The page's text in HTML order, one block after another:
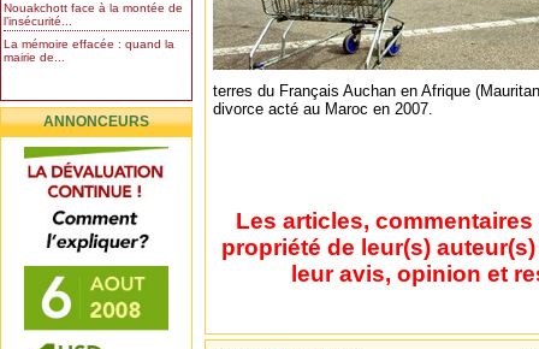
Nouakchott face à la montée de
l’insécurité...
La mémoire effacée : quand la
mairie de...
ANNONCEURS
terres du Français Auchan en Afrique
divorce acté au Maroc en 2007.
Les articles,
propriété de leur(s)
leur avis, opinion et